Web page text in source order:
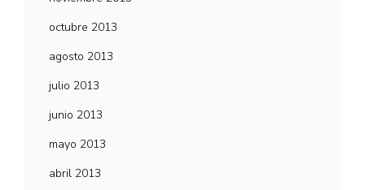
octubre 2013
agosto 2013
julio 2013
junio 2013
mayo 2013
abril 2013